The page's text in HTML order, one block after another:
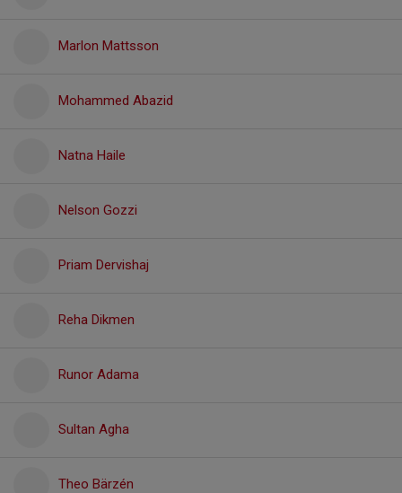
Marlon Mattsson
Mohammed Abazid
Natna Haile
Nelson Gozzi
Priam Dervishaj
Reha Dikmen
Runor Adama
Sultan Agha
Theo Bärzén